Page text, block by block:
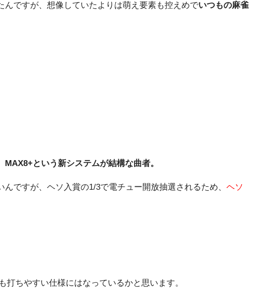
ですが、想像していたよりは萌え要素も控えめでいつもの麻雀
MAX8+という新システムが結構な曲者。
ですが、ヘソ入賞の1/3で電チュー開放抽選されるため、 ヘソ
ちやすい仕様にはなっているかと思います。